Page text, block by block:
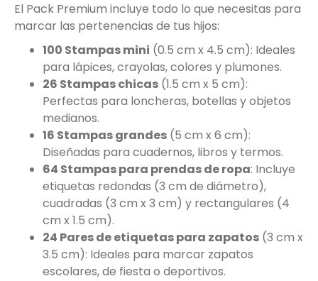
El Pack Premium incluye todo lo que necesitas para
marcar las pertenencias de tus hijos:
100 Stampas mini (0.5 cm x 4.5 cm): Ideales
para lápices, crayolas, colores y plumones.
26 Stampas chicas (1.5 cm x 5 cm):
Perfectas para loncheras, botellas y objetos
medianos.
16 Stampas grandes (5 cm x 6 cm):
Diseñadas para cuadernos, libros y termos.
64 Stampas para prendas de ropa: Incluye
etiquetas redondas (3 cm de diámetro),
cuadradas (3 cm x 3 cm) y rectangulares (4
cm x 1.5 cm).
24 Pares de etiquetas para zapatos (3 cm x
3.5 cm): Ideales para marcar zapatos
escolares, de fiesta o deportivos.